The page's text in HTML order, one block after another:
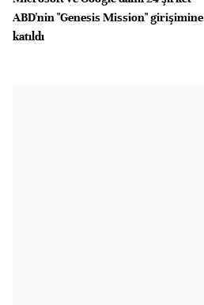
ABD'nin "Genesis Mission" girişimine
katıldı